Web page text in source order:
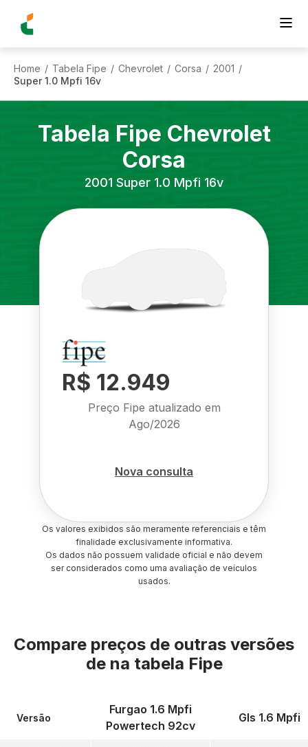
Home / Tabela Fipe / Chevrolet / Corsa / 2001 /
Super 1.0 Mpfi 16v
Tabela Fipe Chevrolet
Corsa
2001 Super 1.0 Mpfi 16v
R$ 12.949
Preço Fipe atualizado em
Ago/2026
Nova consulta
Os valores exibidos são meramente referenciais e têm
finalidade exclusivamente informativa.
Os dados não possuem validade oficial e não devem
ser considerados como uma avaliação de veículos
usados.
Compare preços de outras versões
de na tabela Fipe
Versão
Furgao 1.6 Mpfi
Powertech 92cv
Gls 1.6 Mpfi